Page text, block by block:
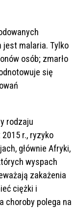
jest malaria. Tylko
osób; zmarło
się
rodzaju
r., ryzyko
głównie Afryki,
wyspach
zakażenia
ciężki i
choroby polega na